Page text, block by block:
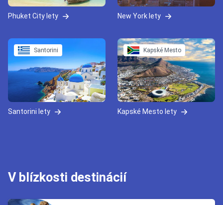
Phuket City lety New York lety
Santorini
Santorini lety
Kapské Mesto
Kapské Mesto lety
V blízkosti destinácií